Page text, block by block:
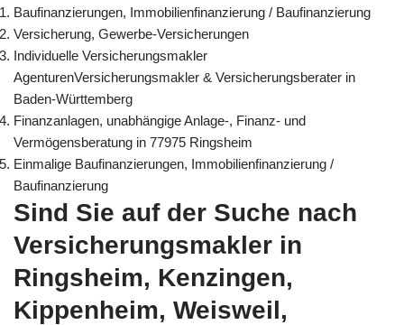
Baufinanzierungen, Immobilienfinanzierung / Baufinanzierung
Versicherung, Gewerbe-Versicherungen
Individuelle Versicherungsmakler
AgenturenVersicherungsmakler & Versicherungsberater in
Baden-Württemberg
Finanzanlagen, unabhängige Anlage-, Finanz- und
Vermögensberatung in 77975 Ringsheim
Einmalige Baufinanzierungen, Immobilienfinanzierung /
Baufinanzierung
Sind Sie auf der Suche nach
Versicherungsmakler in
Ringsheim, Kenzingen,
Kippenheim, Weisweil,